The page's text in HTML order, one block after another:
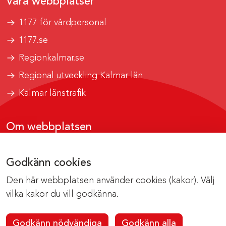
Godkänn cookies
Den här webbplatsen använder cookies (kakor). Välj
vilka kakor du vill godkänna.
Godkänn nödvändiga Godkänn alla
1177 för vårdpersonal
1177.se
Regionkalmar.se
Regional utveckling Kalmar län
Kalmar länstrafik
Om webbplatsen
Om cookies
Kontakta webbredaktionen